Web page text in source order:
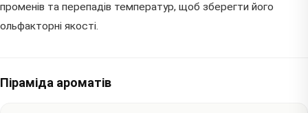
променів та перепадів температур, щоб зберегти його
ольфакторні якості.
Піраміда ароматів